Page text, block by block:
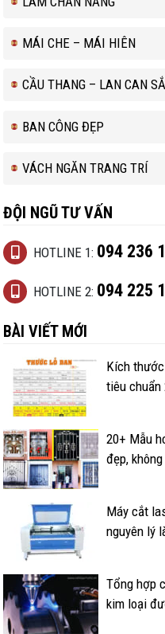
MÁI CHE – MÁI HIÊN
CẦU THANG – LAN CAN
BAN CÔNG ĐẸP
VÁCH NGĂN TRANG TRÍ
ĐỘI NGŨ TƯ VẤN
HOTLINE 1: 094 236
HOTLINE 2: 094 225
BÀI VIẾT MỚI
Kích
tiêu chuẩn
20+ Mẫu
đẹp,
Máy cắt
nguyên lý
Tổng hợp
kim loại